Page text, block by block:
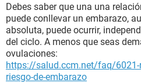
Debes saber que una una
puede conllevar un embarazo,
absoluta, puede ocurrir,
del ciclo. A menos que seas
ovulaciones:
https://salud.ccm.net/faq/6021-
riesgo-de-embarazo